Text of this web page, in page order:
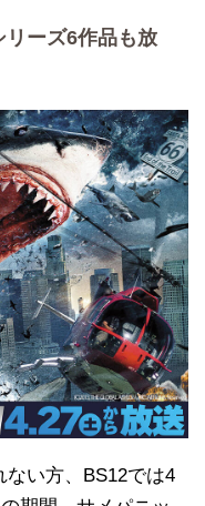
ーズ6作品も放
い方、BS12では4